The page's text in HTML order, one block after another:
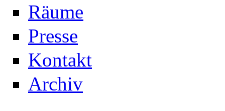
Räume
Presse
Kontakt
Archiv